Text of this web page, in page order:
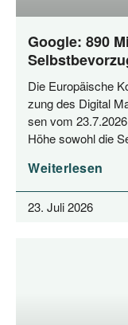
Google: 890
Die Euro­päi­sche
zung des Digi­tal
sen vom
Höhe sowohl die
Weiterlesen
23. Juli 2026